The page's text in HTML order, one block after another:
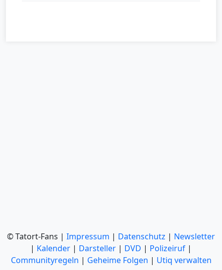
© Tatort-Fans | Impressum | Datenschutz | Newsletter
| Kalender | Darsteller | DVD | Polizeiruf |
Communityregeln | Geheime Folgen | Utiq verwalten